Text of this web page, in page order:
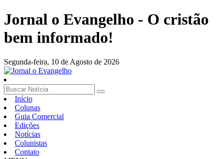
Jornal o Evangelho - O cristão
bem informado!
Segunda-feira, 10 de Agosto de 2026
Início
Colunas
Guia Comercial
Edições
Notícias
Colunistas
Contato